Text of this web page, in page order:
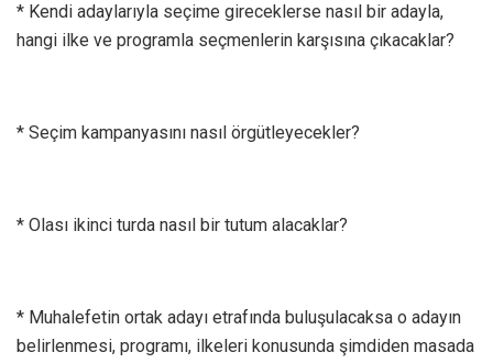
* Kendi adaylarıyla seçime gireceklerse nasıl bir adayla,
hangi ilke ve programla seçmenlerin karşısına çıkacaklar?
* Seçim kampanyasını nasıl örgütleyecekler?
* Olası ikinci turda nasıl bir tutum alacaklar?
* Muhalefetin ortak adayı etrafında buluşulacaksa o adayın
belirlenmesi, programı, ilkeleri konusunda şimdiden masada